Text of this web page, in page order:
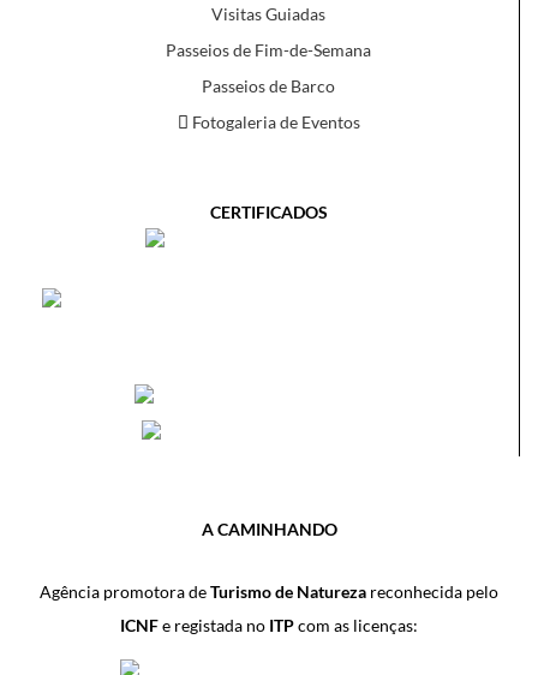
Visitas Guiadas
Passeios de Fim-de-Semana
Passeios de Barco
Fotogaleria de Eventos
CERTIFICADOS
A CAMINHANDO
Agência promotora deTurismo de Natureza reconhecida pelo
ICNFe registada no ITPcom as licenças: